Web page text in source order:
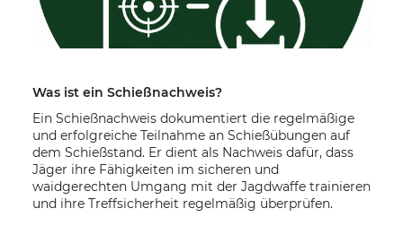
Was ist ein Schießnachweis?
Ein Schießnachweis dokumentiert die regelmäßige
und erfolgreiche Teilnahme an Schießübungen auf
dem Schießstand. Er dient als Nachweis dafür, dass
Jäger ihre Fähigkeiten im sicheren und
waidgerechten Umgang mit der Jagdwaffe trainieren
und ihre Treffsicherheit regelmäßig überprüfen.